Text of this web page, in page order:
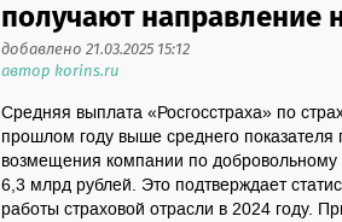
получают направление
добавлено 21.03.2025 15:12
автор korins.ru
Средняя выплата «Росгосстраха» по
прошлом году выше среднего
возмещения компании по добровольному
6,3 млрд рублей. Это подтверждает
работы страховой отрасли в 2024 году.